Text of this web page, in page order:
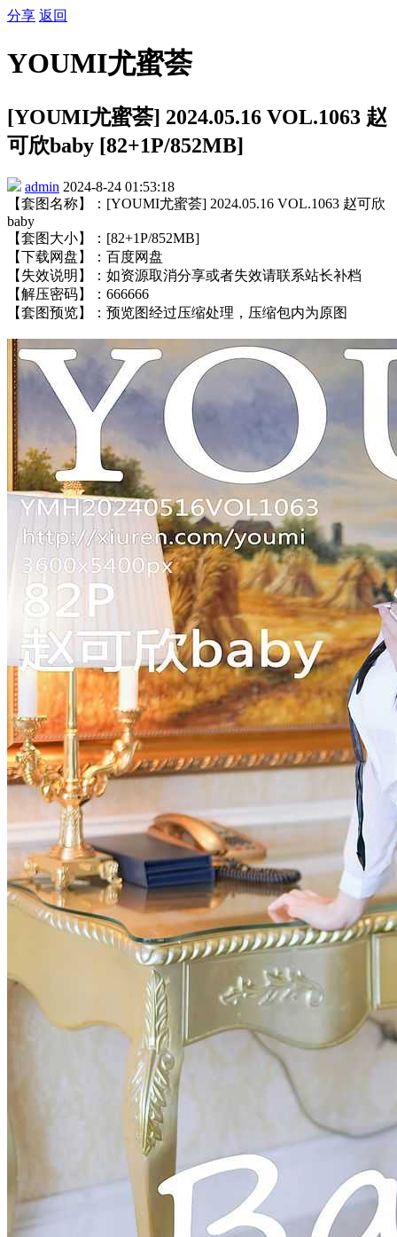
分享 返回
YOUMI尤蜜荟
[YOUMI尤蜜荟] 2024.05.16 VOL.1063 赵
可欣baby [82+1P/852MB]
admin 2024-8-24 01:53:18
【套图名称】：[YOUMI尤蜜荟] 2024.05.16 VOL.1063 赵可欣
baby
【套图大小】：[82+1P/852MB]
【下载网盘】：百度网盘
【失效说明】：如资源取消分享或者失效请联系站长补档
【解压密码】：666666
【套图预览】：预览图经过压缩处理，压缩包内为原图